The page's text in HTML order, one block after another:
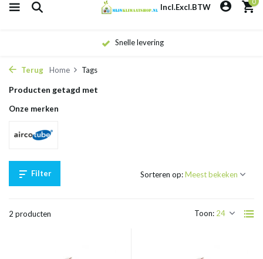
Incl.Excl.BTW
Snelle levering
Terug Home Tags
Producten getagd met
Onze merken
Filter
2 producten Toon:
Sorteren op: